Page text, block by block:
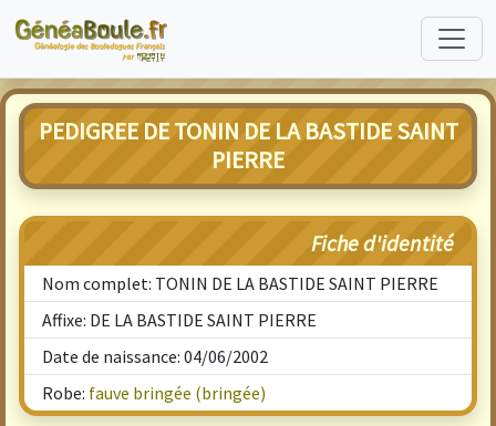
PEDIGREE DE TONIN DE LA BASTIDE SAINT
PIERRE
Fiche d'identité
Nom complet: TONIN DE LA BASTIDE SAINT PIERRE
Affixe: DE LA BASTIDE SAINT PIERRE
Date de naissance: 04/06/2002
Robe: fauve bringée (bringée)